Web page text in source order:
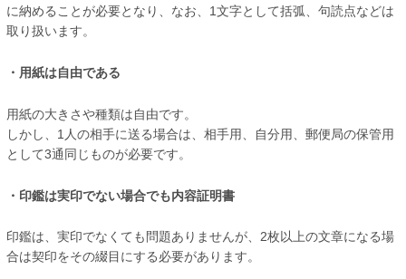
に納めることが必要となり、なお、1文字として括弧、句読点などは
取り扱います。
・用紙は自由である
用紙の大きさや種類は自由です。
しかし、1人の相手に送る場合は、相手用、自分用、郵便局の保管用
として3通同じものが必要です。
・印鑑は実印でない場合でも内容証明書
印鑑は、実印でなくても問題ありませんが、2枚以上の文章になる場
合は契印をその綴目にする必要があります。